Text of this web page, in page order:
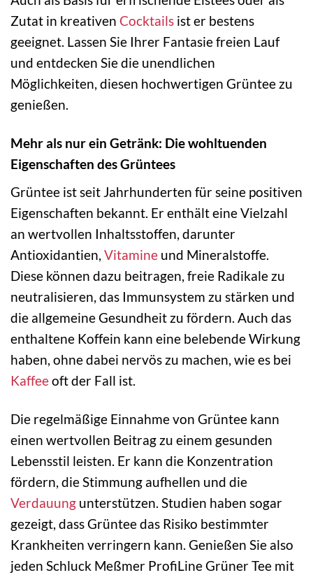
Zutat in kreativen Cocktails ist er bestens
geeignet. Lassen Sie Ihrer Fantasie freien Lauf
und entdecken Sie die unendlichen
Möglichkeiten, diesen hochwertigen Grüntee zu
genießen.
Mehr als nur ein Getränk: Die wohltuenden
Eigenschaften des Grüntees
Grüntee ist seit Jahrhunderten für seine positiven
Eigenschaften bekannt. Er enthält eine Vielzahl
an wertvollen Inhaltsstoffen, darunter
Antioxidantien, Vitamine und Mineralstoffe.
Diese können dazu beitragen, freie Radikale zu
neutralisieren, das Immunsystem zu stärken und
die allgemeine Gesundheit zu fördern. Auch das
enthaltene Koffein kann eine belebende Wirkung
haben, ohne dabei nervös zu machen, wie es bei
Kaffeeoft der Fall ist.
Die regelmäßige Einnahme von Grüntee kann
einen wertvollen Beitrag zu einem gesunden
Lebensstil leisten. Er kann die Konzentration
fördern, die Stimmung aufhellen und die
Verdauung unterstützen. Studien haben sogar
gezeigt, dass Grüntee das Risiko bestimmter
Krankheiten verringern kann. Genießen Sie also
jeden Schluck Meßmer ProfiLine Grüner Tee mit